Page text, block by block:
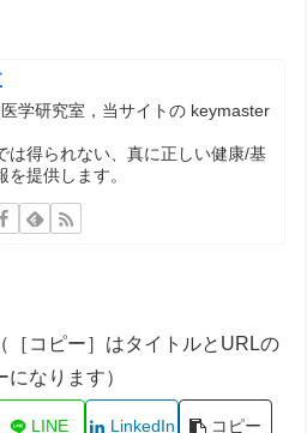
学研究室，当サイトの keymaster
は得られない、真に正しい健康/基
を提供します。
［コピー］はタイトルとURLの
になります）
LINE LinkedIn コピー